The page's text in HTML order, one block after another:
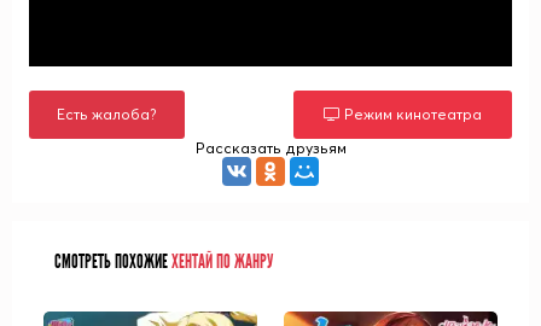
Есть жалоба?
Режим кинотеатра
Рассказать друзьям
СМОТРЕТЬ ПОХОЖИЕХЕНТАЙ ПО ЖАНРУ